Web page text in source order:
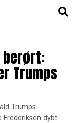
berørt:
Trumps
Trumps
dybt